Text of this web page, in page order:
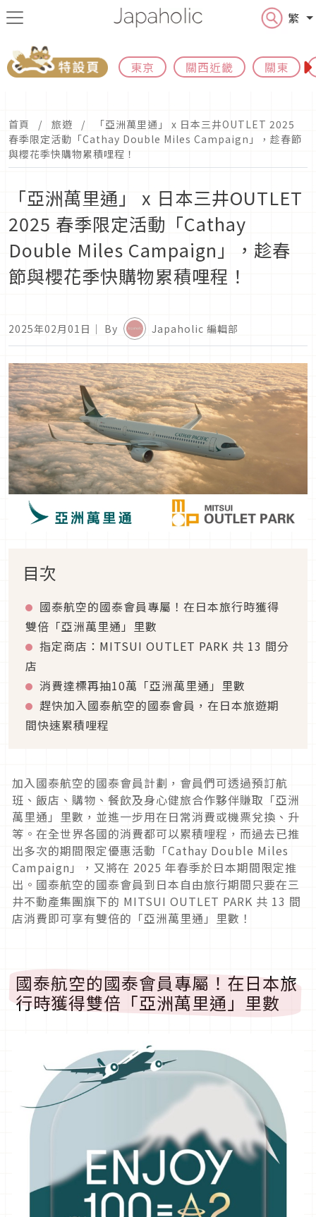
繁
東京 關西近畿 關東
首頁 旅遊
「亞洲萬里通」 x 日本三井OUTLET 2025
春季限定活動「Cathay Double Miles Campaign」，趁春節
與櫻花季快購物累積哩程！
「亞洲萬里通」 x 日本三井OUTLET
2025 春季限定活動「Cathay
Double Miles Campaign」，趁春
節與櫻花季快購物累積哩程！
2025年02月01日 ｜ By Japaholic 編輯部
目次
國泰航空的國泰會員專屬！在日本旅行時獲得
雙倍「亞洲萬里通」里數
指定商店：MITSUI OUTLET PARK 共 13 間分
店
消費達標再抽10萬「亞洲萬里通」里數
趕快加入國泰航空的國泰會員，在日本旅遊期
間快速累積哩程
加入國泰航空的國泰會員計劃，會員們可透過預訂航
班、飯店、購物、餐飲及身心健旅合作夥伴賺取「亞洲
萬里通」里數，並進一步用在日常消費或機票兌換、升
等。在全世界各國的消費都可以累積哩程，而過去已推
出多次的期間限定優惠活動「Cathay Double Miles
Campaign」，又將在 2025 年春季於日本期間限定推
出。國泰航空的國泰會員到日本自由旅行期間只要在三
井不動產集團旗下的 MITSUI OUTLET PARK 共 13 間
店消費即可享有雙倍的「亞洲萬里通」里數！
國泰航空的國泰會員專屬！在日本旅
行時獲得雙倍「亞洲萬里通」里數